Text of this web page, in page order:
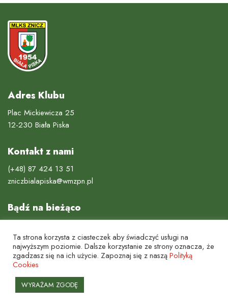
Adres Klubu
Plac Mickiewicza 25
12-230 Biała Piska
Kontakt z nami
(+48) 87 424 13 51
zniczbialapiska@wmzpn.pl
Bądź na bieżąco
Miejski Ludowy Klub Sportowy "Znicz Biała Piska"
Strona Główna
Polityka prywatności
Ta strona korzysta z ciasteczek aby świadczyć usługi na
najwyższym poziomie. Dalsze korzystanie ze strony oznacza, że
zgadzasz się na ich użycie. Zapoznaj się z nasząPolityką
Cookies
WYRAŻAM ZGODĘ